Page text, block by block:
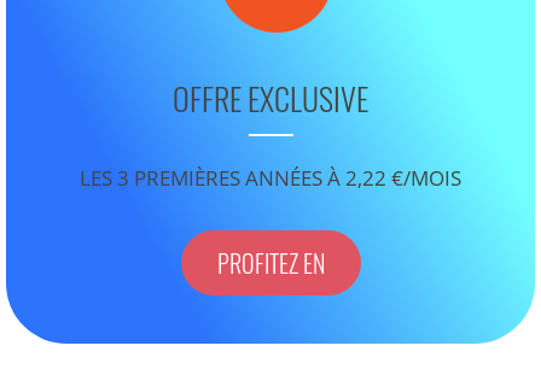
OFFRE EXCLUSIVE
LES 3 PREMIÈRES ANNÉES À 2,22 €/MOIS
PROFITEZ EN